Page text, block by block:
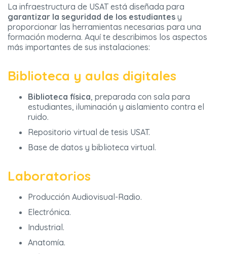
La infraestructura de USAT está diseñada para
garantizar la seguridad de los estudiantes y
proporcionar las herramientas necesarias para una
formación moderna. Aquí te describimos los aspectos
más importantes de sus instalaciones:
Biblioteca y aulas digitales
Biblioteca física, preparada con sala para
estudiantes, iluminación y aislamiento contra el
ruido.
Repositorio virtual de tesis USAT.
Base de datos y biblioteca virtual.
Laboratorios
Producción Audiovisual-Radio.
Electrónica.
Industrial.
Anatomía.